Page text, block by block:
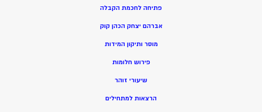
פתיחה לחכמת הקבלה
אברהם יצחק הכהן קוק
מוסר ותיקון המידות
פירוש חלומות
שיעורי זוהר
הרצאות למתחילים